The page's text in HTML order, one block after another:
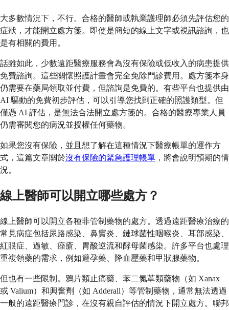
大多數情況下，不行。合格的醫師或執業護理師必須先評估您的
症狀，才能開立處方箋。即使是簡短的線上文字或視訊諮詢，也
是有相關的費用。
話雖如此，少數遠距醫療服務會為沒有保險或低收入的病患提供
免費諮詢。這些關懷照護計畫會完全免除門診費用。處方箋本身
仍需要在藥局領取並付費，但諮詢是免費的。有些平台也提供由
AI 驅動的免費初步評估，可以引導您找到正確的照護類型。但
僅憑 AI 評估，是無法合法開立處方箋的。合格的醫療專業人員
仍需審閱您的病況並授權任何藥物。
如果您沒有保險，並且想了解在這種情況下醫療帳單的運作方
式，這篇文章關於沒有保險的緊急護理帳單 ，將會說明預期的情
況。
線上醫師可以開立哪些處方？
線上醫師可以開立各種非管制藥物的處方。透過遠距醫療治療的
常見病症包括尿路感染、鼻竇炎、鏈球菌性咽喉炎、耳部感染、
紅眼症、過敏、痤瘡、胃酸逆流和酵母菌感染。許多平台也處理
重複領藥的需求，例如避孕藥、降血壓藥和甲狀腺藥物。
但也有一些限制。鴉片類止痛藥、苯二氮䓬類藥物（如 Xanax
或 Valium）和興奮劑（如 Adderall）等管制藥物，通常無法透過
一般的遠距醫療門診，在沒有親自評估的情況下開立處方。聯邦